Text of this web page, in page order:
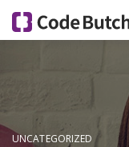
UNCATEGORIZED